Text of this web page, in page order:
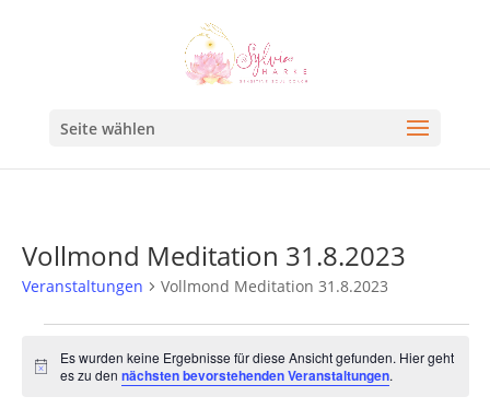
Seite wählen
Vollmond Meditation 31.8.2023
Veranstaltungen Vollmond Meditation 31.8.2023
Hinweis
Es wurden keine Ergebnisse für diese Ansicht gefunden. Hier geht
es zu dennächsten bevorstehenden Veranstaltungen.